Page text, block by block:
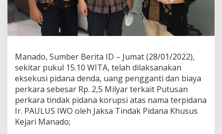
,
5
M
i
a
r
k
e
K
a
s
Manado, Sumber Berita ID – Jumat (28/01/2022),
sekitar pukul 15.10 WITA, telah dilaksanakan
eksekusi pidana denda, uang pengganti dan biaya
perkara sebesar Rp. 2,5 Milyar terkait Putusan
perkara tindak pidana korupsi atas nama terpidana
Ir. PAULUS IWO oleh Jaksa Tindak Pidana Khusus
Kejari Manado;